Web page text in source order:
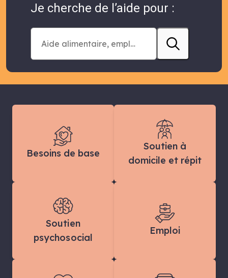
Je cherche de l’aide pour :
Besoins de base
Soutien à
domicile et répit
Soutien
psychosocial
Emploi